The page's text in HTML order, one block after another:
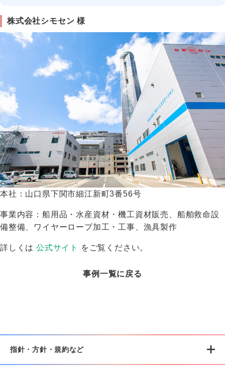
株式会社シモセン 様
本社：山口県下関市細江新町3番56号
事業内容：船用品・水産資材・機工資材販売、船舶救命設
備整備、ワイヤーロープ加工・工事、漁具製作
詳しくは 公式サイト をご覧ください。
事例一覧に戻る
指針・方針・規約など